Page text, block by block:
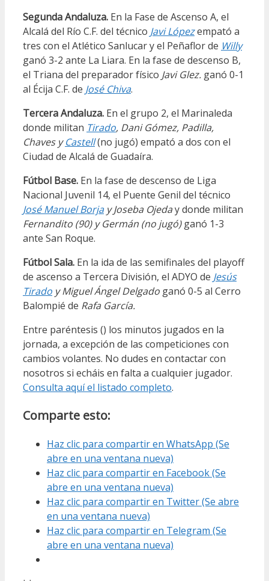
Segunda Andaluza. En la Fase de Ascenso A, el
Alcalá del Río C.F. del técnico Javi Lópezempató a
tres con el Atlético Sanlucar y el Peñaflor de Willy
ganó 3-2 ante La Liara. En la fase de descenso B,
el Triana del preparador físico Javi Glez. ganó 0-1
al Écija C.F. de José Chiva.
Tercera Andaluza. En el grupo 2, el Marinaleda
donde militan Tirado, Dani Gómez, Padilla,
Chaves yCastell(no jugó) empató a dos con el
Ciudad de Alcalá de Guadaíra.
Fútbol Base. En la fase de descenso de Liga
Nacional Juvenil 14, el Puente Genil del técnico
José Manuel Borja y Joseba Ojeday donde militan
Fernandito (90) y Germán (no jugó)ganó 1-3
ante San Roque.
Fútbol Sala. En la ida de las semifinales del playoff
de ascenso a Tercera División, el ADYO de Jesús
Tirado y Miguel Ángel Delgado ganó 0-5 al Cerro
Balompié de Rafa García.
Entre paréntesis () los minutos jugados en la
jornada, a excepción de las competiciones con
cambios volantes. No dudes en contactar con
nosotros si echáis en falta a cualquier jugador.
Consulta aquí el listado completo.
Comparte esto:
Haz clic para compartir en WhatsApp (Se
abre en una ventana nueva)
Haz clic para compartir en Facebook (Se
abre en una ventana nueva)
Haz clic para compartir en Twitter (Se abre
en una ventana nueva)
Haz clic para compartir en Telegram (Se
abre en una ventana nueva)